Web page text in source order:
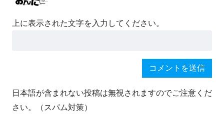
上に表示された文字を入力してください。
日本語が含まれない投稿は無視されますのでご注意くだ
さい。（スパム対策）